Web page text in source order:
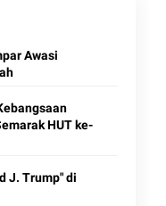
Awasi
HUT ke-
J. Trump" di